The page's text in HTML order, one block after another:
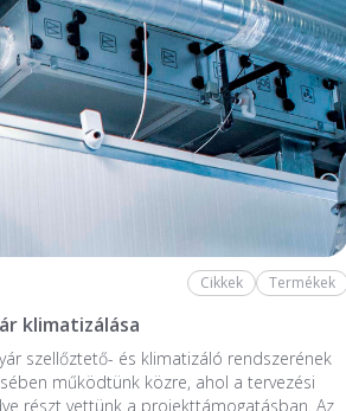
Cikkek Termékek
klimatizálása
szellőztető- és klimatizáló rendszerének
működtünk közre, ahol a tervezési
részt vettünk a projekttámogatásban. Az